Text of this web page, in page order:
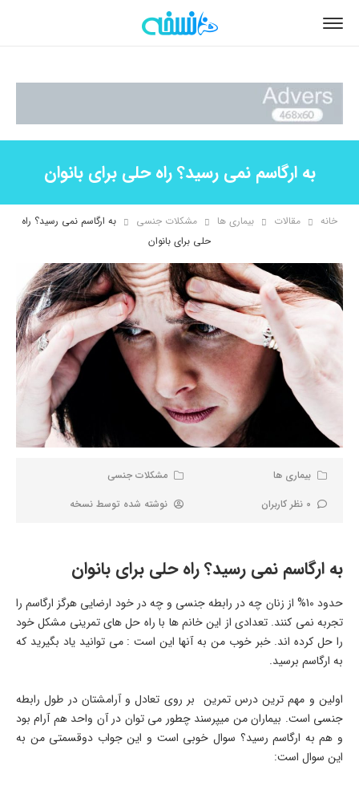
به ارگاسم نمی رسید؟ راه حلی برای بانوان
خانه مقالات بیماری ها مشکلات جنسی
به ارگاسم نمی رسید؟ راه
حلی برای بانوان
بیماری ها
مشکلات جنسی
0 نظر کاربران
نوشته شده توسط نسخه
به ارگاسم نمی رسید؟ راه حلی برای بانوان
حدود 10% از زنان چه در رابطه جنسی و چه در خود ارضایی هرگز ارگاسم را
تجربه نمی کنند. تعدادی از این خانم ها با راه حل های تمرینی مشکل خود
را حل کرده اند. خبر خوب من به آنها این است : می توانید یاد بگیرید که
به ارگاسم برسید.
اولین و مهم ترین درس تمرین بر روی تعادل و آرامشتان در طول رابطه
جنسی است. بیماران من میپرسند چطور می توان در آن واحد هم آرام بود
و هم به ارگاسم رسید؟ سوال خوبی است و این جواب دوقسمتی من به
این سوال است: